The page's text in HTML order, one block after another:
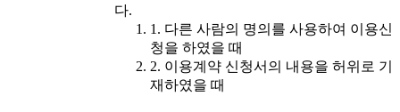
다.
1. 다른 사람의 명의를 사용하여 이용신
청을 하였을 때
2. 이용계약 신청서의 내용을 허위로 기
재하였을 때